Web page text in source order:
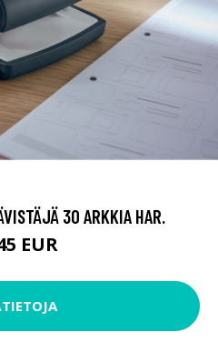
30 ARKKIA HAR.
EUR